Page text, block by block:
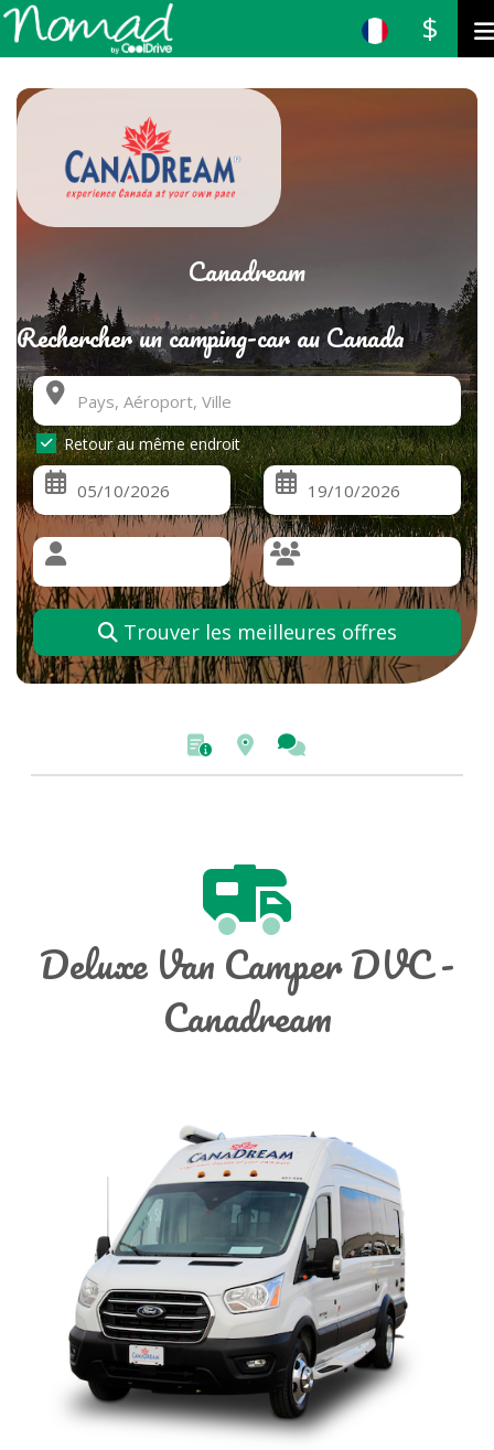
$
Canadream
Rechercher un camping-car au Canada
Retour au même endroit
Trouver les meilleures offres
Deluxe Van Camper DVC -
Canadream